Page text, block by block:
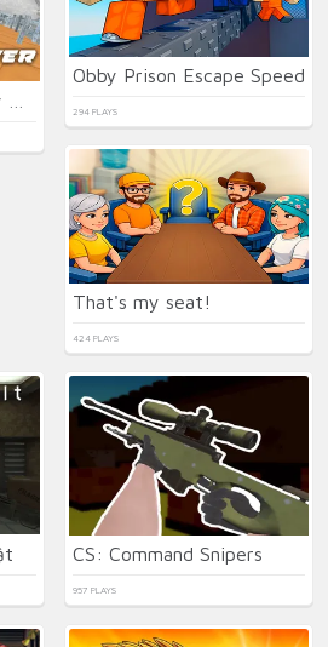
Obby Prison Escape Speed
294 PLAYS
That's my seat!
424 PLAYS
CS: Command Snipers
957 PLAYS